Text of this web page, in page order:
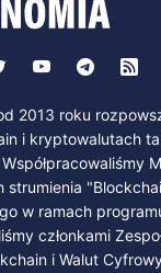
2013 roku
i kryptowalutach
strumienia
w ramach
członkami
i Walut